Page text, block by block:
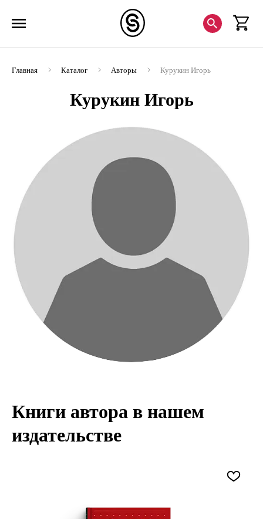
Главная Каталог Авторы Курукин Игорь
Курукин Игорь
Книги автора в нашем
издательстве